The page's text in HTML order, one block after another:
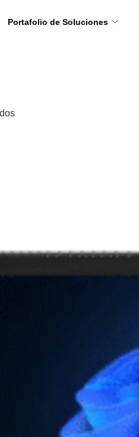
Portafolio de Soluciones